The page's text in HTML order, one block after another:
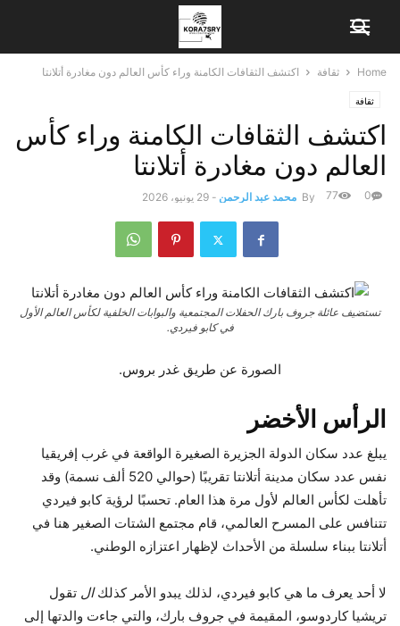
Home ثقافة اكتشف الثقافات الكامنة وراء كأس العالم دون مغادرة أتلانتا
ثقافة
اكتشف الثقافات الكامنة وراء كأس
العالم دون مغادرة أتلانتا
By محمد عبد الرحمن - 29 يونيو، 2026 0
77
تستضيف عائلة جروف بارك الحفلات المجتمعية والبوابات الخلفية لكأس العالم الأول
في كابو فيردي.
الصورة عن طريق غدر بروس.
الرأس الأخضر
يبلغ عدد سكان الدولة الجزيرة الصغيرة الواقعة في غرب إفريقيا
نفس عدد سكان مدينة أتلانتا تقريبًا (حوالي 520 ألف نسمة) وقد
تأهلت لكأس العالم لأول مرة هذا العام. تحسبًا لرؤية كابو فيردي
تتنافس على المسرح العالمي، قام مجتمع الشتات الصغير هنا في
أتلانتا ببناء سلسلة من الأحداث لإظهار اعتزازه الوطني.
لا أحد يعرف ما هي كابو فيردي، لذلك يبدو الأمر كذلكال تقول
تريشيا كاردوسو، المقيمة في جروف بارك، والتي جاءت والدتها إلى